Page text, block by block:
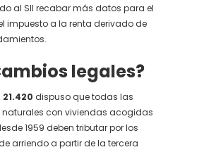
al SII recabar más datos para el
impuesto a la renta derivado de
legales?
21.420 dispuso que todas las
naturales con viviendas acogidas
1959 deben tributar por los
arriendo a partir de la tercera